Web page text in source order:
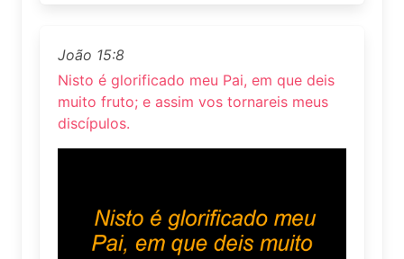
João 15:8
Nisto é glorificado meu Pai, em que deis
muito fruto; e assim vos tornareis meus
discípulos.